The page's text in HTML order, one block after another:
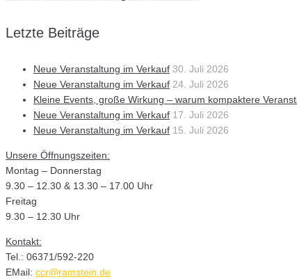
Letzte Beiträge
Neue Veranstaltung im Verkauf 30. Juli 2026
Neue Veranstaltung im Verkauf 24. Juli 2026
Kleine Events, große Wirkung – warum kompaktere
Neue Veranstaltung im Verkauf 17. Juli 2026
Neue Veranstaltung im Verkauf 15. Juli 2026
Unsere Öffnungszeiten:
Montag – Donnerstag
9.30 – 12.30 & 13.30 – 17.00 Uhr
Freitag
9.30 – 12.30 Uhr
Kontakt:
Tel.: 06371/592-220
EMail: ccr@ramstein.de